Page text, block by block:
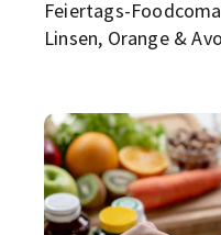
Feiertags-
Linsen, Orange &